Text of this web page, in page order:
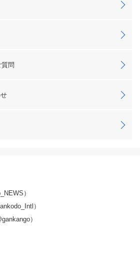
質問
）
）
）